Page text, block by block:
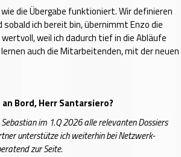
die Übergabe funktioniert. Wir definieren
sobald ich bereit bin, übernimmt Enzo die
weil ich dadurch tief in die Abläufe
auch die Mitarbeitenden, mit der neuen
Bord, Herr Santarsiero?
im 1.Q 2026 alle relevanten Dossiers
unterstütze ich weiterhin bei Netzwerk-
zur Seite.